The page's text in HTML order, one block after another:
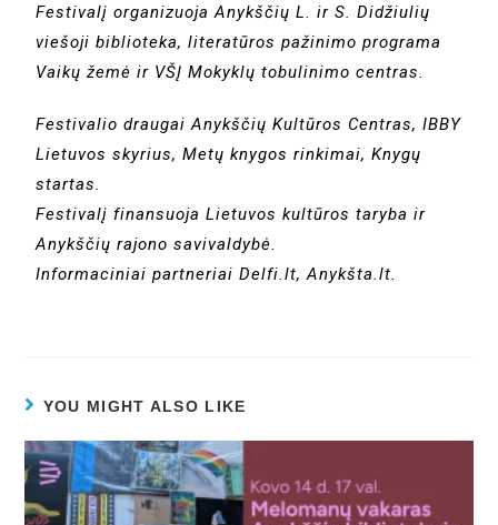
Festivalį organizuoja Anykščių L. ir S. Didžiulių
viešoji biblioteka, literatūros pažinimo programa
Vaikų žemė ir VŠĮ Mokyklų tobulinimo centras.
Festivalio draugai Anykščių Kultūros Centras, IBBY
Lietuvos skyrius, Metų knygos rinkimai, Knygų
startas.
Festivalį finansuoja Lietuvos kultūros taryba ir
Anykščių rajono savivaldybė.
Informaciniai partneriai Delfi.lt, Anykšta.lt.
YOU MIGHT ALSO LIKE